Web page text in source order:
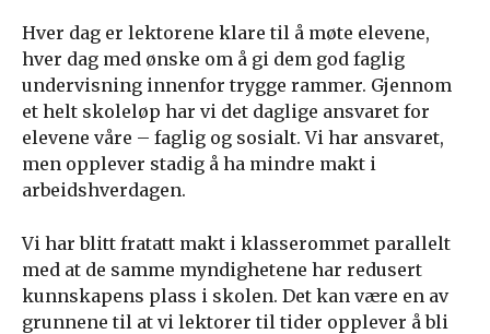
Hver dag er lektorene klare til å møte elevene,
hver dag med ønske om å gi dem god faglig
undervisning innenfor trygge rammer. Gjennom
et helt skoleløp har vi det daglige ansvaret for
elevene våre – faglig og sosialt. Vi har ansvaret,
men opplever stadig å ha mindre makt i
arbeidshverdagen.
Vi har blitt fratatt makt i klasserommet parallelt
med at de samme myndighetene har redusert
kunnskapens plass i skolen. Det kan være en av
grunnene til at vi lektorer til tider opplever å bli